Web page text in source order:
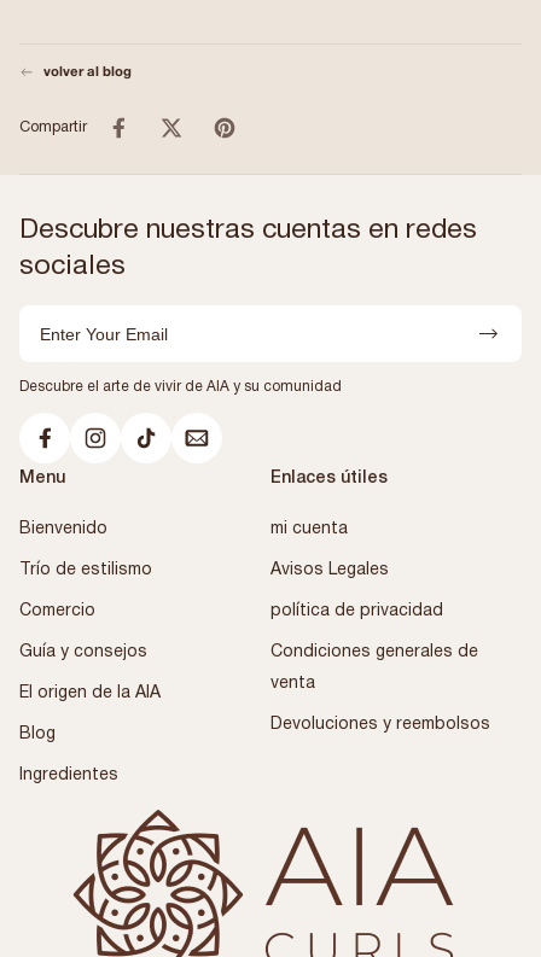
volver al blog
Compartir
Descubre nuestras cuentas en redes
sociales
Descubre el arte de vivir de AIA y su comunidad
Menu
Bienvenido
Trío de estilismo
Comercio
Guía y consejos
El origen de la AIA
Blog
Ingredientes
Enlaces útiles
mi cuenta
Avisos Legales
política de privacidad
Condiciones generales de
venta
Devoluciones y reembolsos